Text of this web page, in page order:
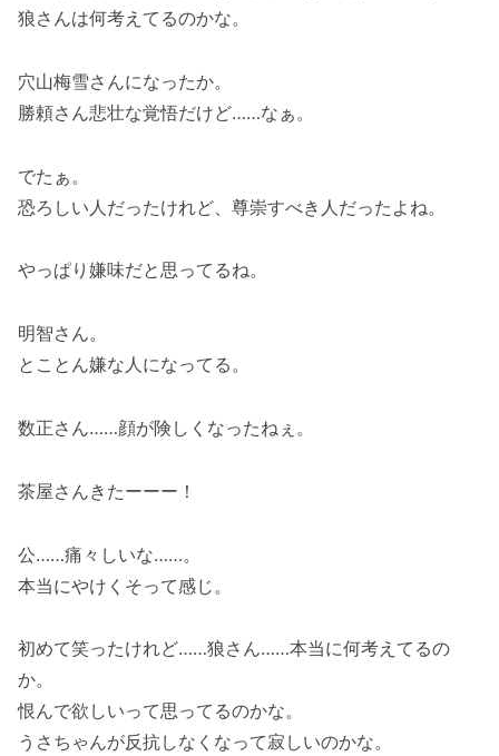
狼さんは何考えてるのかな。
穴山梅雪さんになったか。
勝頼さん悲壮な覚悟だけど……なぁ。
でたぁ。
恐ろしい人だったけれど、尊崇すべき人だったよね。
やっぱり嫌味だと思ってるね。
明智さん。
とことん嫌な人になってる。
数正さん……顔が険しくなったねぇ。
茶屋さんきたーーー！
公……痛々しいな……。
本当にやけくそって感じ。
初めて笑ったけれど……狼さん……本当に何考えてるの
か。
恨んで欲しいって思ってるのかな。
うさちゃんが反抗しなくなって寂しいのかな。